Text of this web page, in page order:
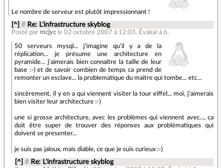
Le nombre de serveur est plutôt impressionnant !
[^] # Re: L'infrastructure skyblog
Posté par mcjyc le 02 octobre 2007 à 12:03. Évalué à6.
50 serveurs mysql... j'imagine qu'il y a de la
réplication... je présume une architecture en
pyramide... j'aimerais bien connaître la taille de leur
base :-) et de savoir combien de temps ca prend de
remonter un esclave... la problematique du maitre qui tombe... etc...
sincèrement, il y en a qui viennent visiter la tour eiffel... moi, j'aimerais
bien visiter leur architecture :-)
une si grosse architecture, avec les problèmes qui viennent avec..., ca
doit être super de trouver des réponses aux problématiques qui
doivent se presenter...
je suis pas jaloux, mais diable, ce que je suis curieux :-)
[^] # Re: L'infrastructure skyblog